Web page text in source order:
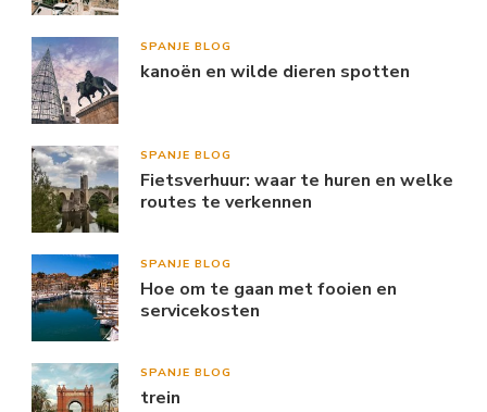
SPANJE BLOG
kanoën en wilde dieren spotten
SPANJE BLOG
Fietsverhuur: waar te huren en welke
routes te verkennen
SPANJE BLOG
Hoe om te gaan met fooien en
servicekosten
SPANJE BLOG
trein